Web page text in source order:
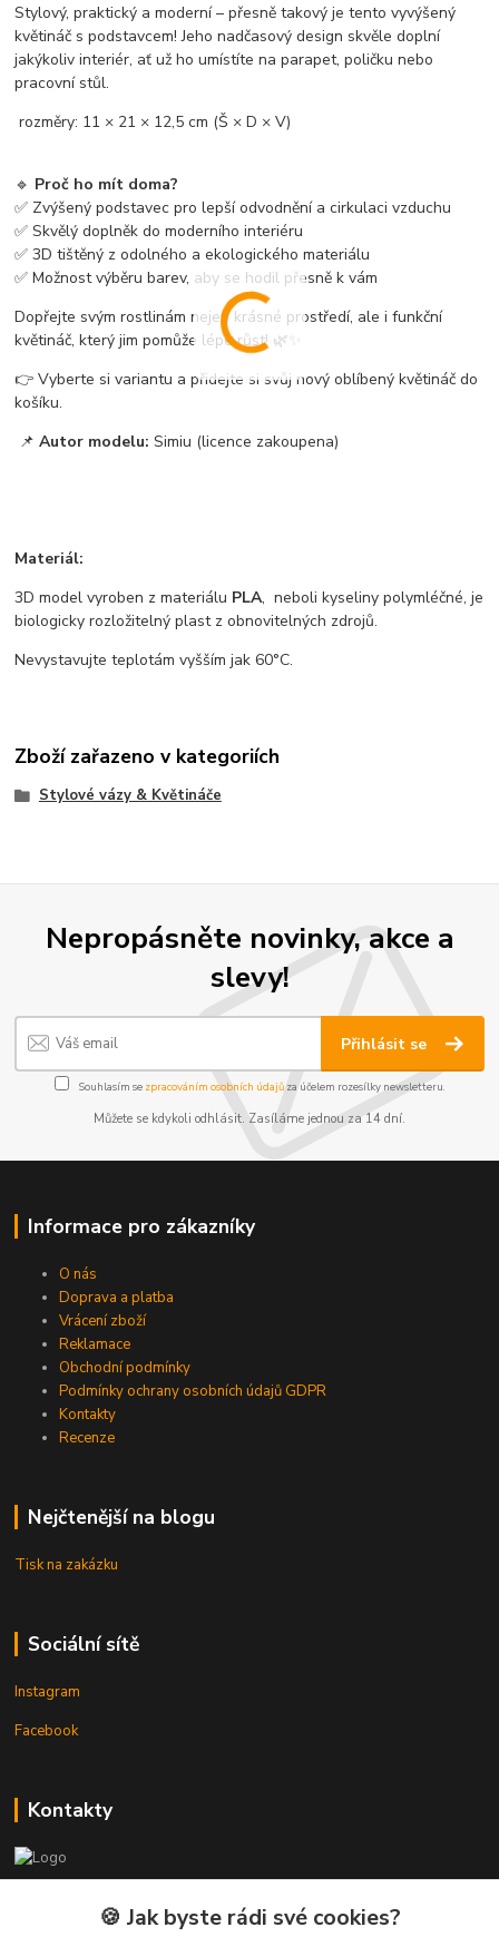
Stylový, praktický a moderní – přesně takový je tento vyvýšený
květináč s podstavcem! Jeho nadčasový design skvěle doplní
jakýkoliv interiér, ať už ho umístíte na parapet, poličku nebo
pracovní stůl.
rozměry: 11 × 21 × 12,5 cm (Š × D × V)
🔹 Proč ho mít doma?
✅ Zvýšený podstavec pro lepší odvodnění a cirkulaci vzduchu
✅ Skvělý doplněk do moderního interiéru
✅ 3D tištěný z odolného a ekologického materiálu
✅ Možnost výběru barev, aby se hodil přesně k vám
Dopřejte svým rostlinám nejen krásné prostředí, ale i funkční
květináč, který jim pomůže lépe růst! 🌿✨
👉 Vyberte si variantu a přidejte si svůj nový oblíbený květináč do
košíku.
📌Autor modelu: Simiu (licence zakoupena)
Materiál:
3D model vyroben z materiálu PLA, neboli kyseliny polymléčné, je
biologicky rozložitelný plast z obnovitelných zdrojů.
Nevystavujte teplotám vyšším jak 60°C.
Zboží zařazeno v kategoriích
Stylové vázy & Květináče
Nepropásněte novinky, akce a
slevy!
Přihlásit se
Souhlasím se zpracováním osobních údajůza účelem rozesílky newsletteru.
Můžete se kdykoli odhlásit. Zasíláme jednou za 14 dní.
Informace pro zákazníky
O nás
Doprava a platba
Vrácení zboží
Reklamace
Obchodní podmínky
Podmínky ochrany osobních údajů GDPR
Kontakty
Recenze
Nejčtenější na blogu
Tisk na zakázku
Sociální sítě
Instagram
Facebook
Kontakty
🍪 Jak byste rádi své cookies?